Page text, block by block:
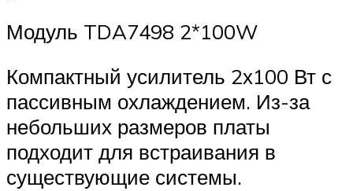
Модуль TDA7498 2*100W
Компактный усилитель 2х100 Вт с
пассивным охлаждением. Из-за
небольших размеров платы
подходит для встраивания в
существующие системы.